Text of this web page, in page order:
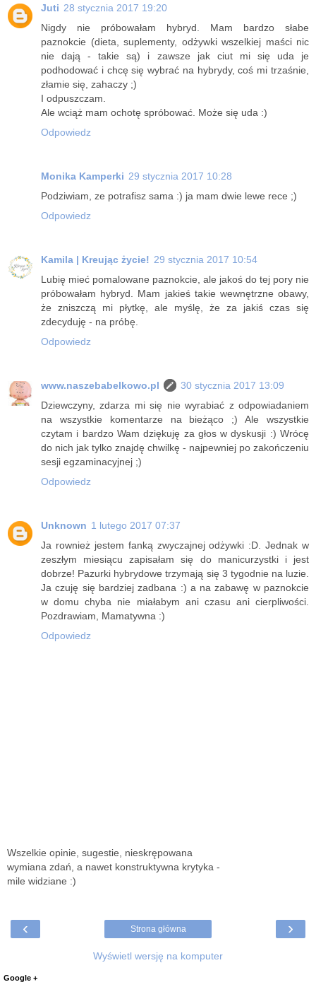
Juti 28 stycznia 2017 19:20
Nigdy nie próbowałam hybryd. Mam bardzo słabe
paznokcie (dieta, suplementy, odżywki wszelkiej maści nic
nie dają - takie są) i zawsze jak ciut mi się uda je
podhodować i chcę się wybrać na hybrydy, coś mi trzaśnie,
złamie się, zahaczy ;)
I odpuszczam.
Ale wciąż mam ochotę spróbować. Może się uda :)
Odpowiedz
Monika Kamperki 29 stycznia 2017 10:28
Podziwiam, ze potrafisz sama :) ja mam dwie lewe rece ;)
Odpowiedz
Kamila | Kreując życie! 29 stycznia 2017 10:54
Lubię mieć pomalowane paznokcie, ale jakoś do tej pory nie
próbowałam hybryd. Mam jakieś takie wewnętrzne obawy,
że zniszczą mi płytkę, ale myślę, że za jakiś czas się
zdecyduję - na próbę.
Odpowiedz
www.naszebabelkowo.pl
30 stycznia 2017 13:09
Dziewczyny, zdarza mi się nie wyrabiać z odpowiadaniem
na wszystkie komentarze na bieżąco ;) Ale wszystkie
czytam i bardzo Wam dziękuję za głos w dyskusji :) Wrócę
do nich jak tylko znajdę chwilkę - najpewniej po zakończeniu
sesji egzaminacyjnej ;)
Odpowiedz
Unknown 1 lutego 2017 07:37
Ja rownież jestem fanką zwyczajnej odżywki :D. Jednak w
zeszłym miesiącu zapisałam się do manicurzystki i jest
dobrze! Pazurki hybrydowe trzymają się 3 tygodnie na luzie.
Ja czuję się bardziej zadbana :) a na zabawę w paznokcie
w domu chyba nie miałabym ani czasu ani cierpliwości.
Pozdrawiam, Mamatywna :)
Odpowiedz
Wszelkie opinie, sugestie, nieskrępowana
wymiana zdań, a nawet konstruktywna krytyka -
mile widziane :)
‹ ›
Strona główna
Wyświetl wersję na komputer
Google +